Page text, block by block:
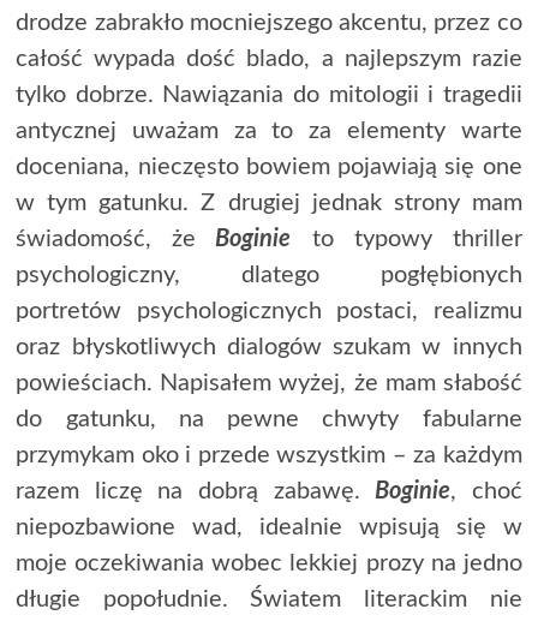
drodze zabrakło mocniejszego akcentu, przez co
całość wypada dość blado, a najlepszym razie
tylko dobrze. Nawiązania do mitologii i tragedii
antycznej uważam za to za elementy warte
doceniana, nieczęsto bowiem pojawiają się one
w tym gatunku. Z drugiej jednak strony mam
świadomość, że Boginie to typowy thriller
psychologiczny, dlatego pogłębionych
portretów psychologicznych postaci, realizmu
oraz błyskotliwych dialogów szukam w innych
powieściach. Napisałem wyżej, że mam słabość
do gatunku, na pewne chwyty fabularne
przymykam oko i przede wszystkim – za każdym
razem liczę na dobrą zabawę. Boginie, choć
niepozbawione wad, idealnie wpisują się w
moje oczekiwania wobec lekkiej prozy na jedno
długie popołudnie. Światem literackim nie